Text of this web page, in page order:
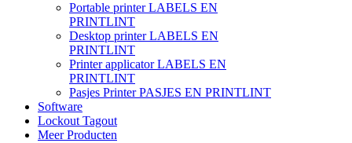
Portable printer LABELS EN
PRINTLINT
Desktop printer LABELS EN
PRINTLINT
Printer applicator LABELS EN
PRINTLINT
Pasjes Printer PASJES EN PRINTLINT
Software
Lockout Tagout
Meer Producten